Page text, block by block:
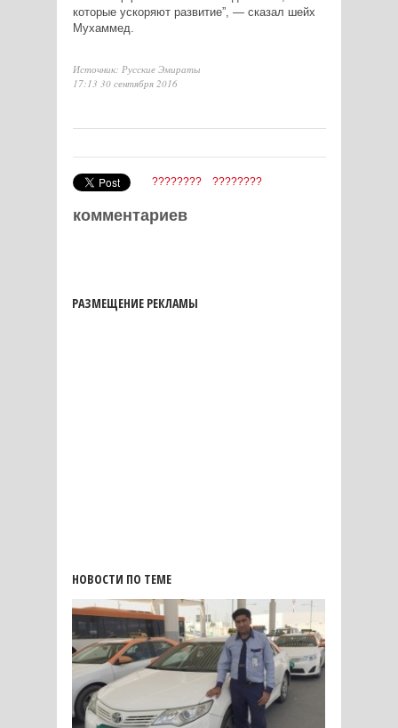
которые ускоряют развитие”, — сказал шейх
Мухаммед.
Источник: Русские Эмираты
17:13 30 сентября 2016
???????? ????????
комментариев
РАЗМЕЩЕНИЕ РЕКЛАМЫ
НОВОСТИ ПО ТЕМЕ